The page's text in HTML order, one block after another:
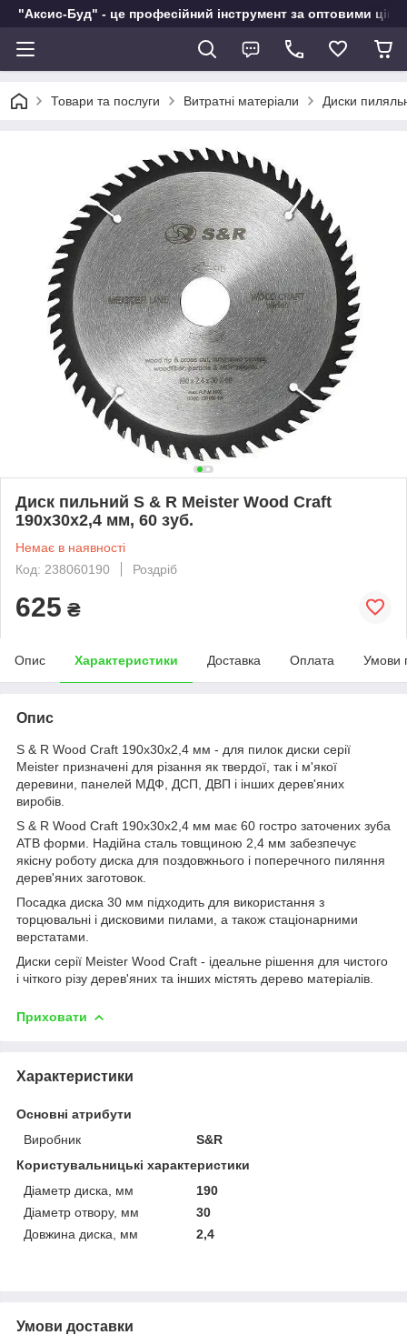
"Аксис-Буд" - це професійний інструмент за оптовими
Товари та послуги Витратні матеріали Диски
Диск пильний S & R Meister Wood Craft
190x30x2,4 мм, 60 зуб.
Немає в наявності
Код: 238060190
Роздріб
625 ₴
Опис Характеристики Доставка Оплата Умови
Опис
S & R Wood Craft 190x30x2,4 мм - для пилок диски серії
Meister призначені для різання як твердої, так і м'якої
деревини, панелей МДФ, ДСП, ДВП і інших дерев'яних
виробів.
S & R Wood Craft 190x30x2,4 мм має 60 гостро заточених зуба
АТВ форми. Надійна сталь товщиною 2,4 мм забезпечує
якісну роботу диска для поздовжнього і поперечного пиляння
дерев'яних заготовок.
Посадка диска 30 мм підходить для використання з
торцювальні і дисковими пилами, а також стаціонарними
верстатами.
Диски серії Meister Wood Craft - ідеальне рішення для чистого
і чіткого різу дерев'яних та інших містять дерево матеріалів.
Приховати
Характеристики
Основні атрибути
Виробник
S&R
Користувальницькі характеристики
Діаметр диска, мм
190
Діаметр отвору, мм
30
Довжина диска, мм
2,4
Умови доставки